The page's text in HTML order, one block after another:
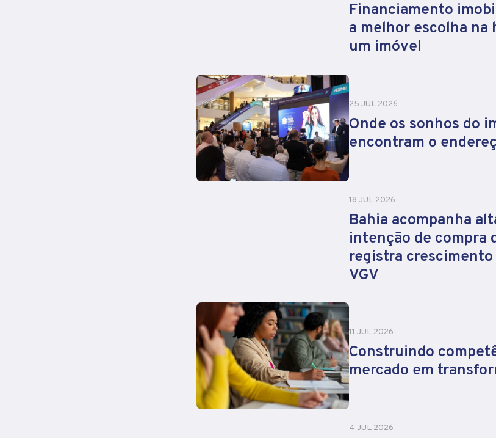
Financiamento
a melhor escolha na
um imóvel
25 JUL 2026
Onde os sonhos do
encontram o
18 JUL 2026
Bahia acompanha
intenção de compra
registra crescimento
VGV
11 JUL 2026
Construindo
mercado em
4 JUL 2026